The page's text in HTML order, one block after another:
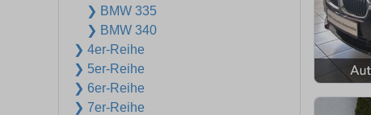
❯ BMW 335
❯ BMW 340
❯ 4er-Reihe
❯ 5er-Reihe
❯ 6er-Reihe
❯ 7er-Reihe